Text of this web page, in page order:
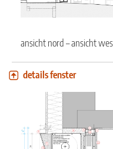
ansicht nord – ansicht
details fenster